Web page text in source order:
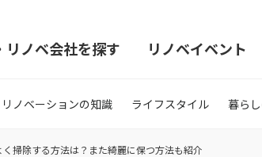
リノベ会社を探す リノベイベント
リノベーションの知識 ライフスタイル 暮ら
掃除する方法は？また綺麗に保つ方法も紹介